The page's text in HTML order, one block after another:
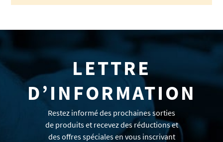
LETTRE
D’INFORMATION
Restez informé des prochaines sorties
de produits et recevez des réductions et
des offres spéciales en vous inscrivant